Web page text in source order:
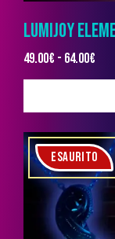
LUMIJOY
49.00€ - 64.00€
ESAURITO